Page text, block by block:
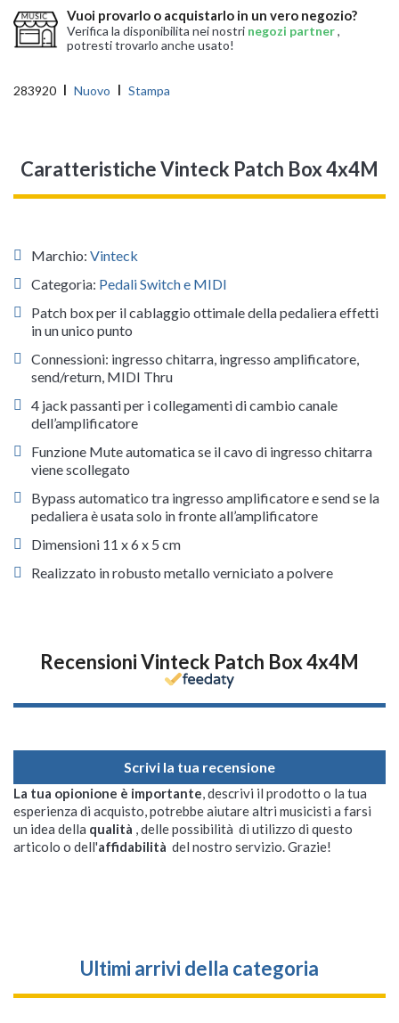
Vuoi provarlo o acquistarlo in un vero negozio?
Verifica la disponibilita nei nostri negozi partner,
potresti trovarlo anche usato!
283920 Nuovo Stampa
Caratteristiche Vinteck Patch Box 4x4M
Marchio: Vinteck
Categoria: Pedali Switch e MIDI
Patch box per il cablaggio ottimale della pedaliera effetti
in un unico punto
Connessioni: ingresso chitarra, ingresso amplificatore,
send/return, MIDI Thru
4 jack passanti per i collegamenti di cambio canale
dell’amplificatore
Funzione Mute automatica se il cavo di ingresso chitarra
viene scollegato
Bypass automatico tra ingresso amplificatore e send se la
pedaliera è usata solo in fronte all’amplificatore
Dimensioni 11 x 6 x 5 cm
Realizzato in robusto metallo verniciato a polvere
Recensioni Vinteck Patch Box 4x4M
Scrivi la tua recensione
La tua opionione è importante, descrivi il prodotto o la tua
esperienza di acquisto, potrebbe aiutare altri musicisti a farsi
un idea della qualità , delle possibilità di utilizzo di questo
articolo o dell'affidabilità del nostro servizio. Grazie!
Ultimi arrivi della categoria